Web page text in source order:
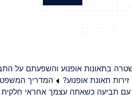
בתאונות אופנוע והשפעתם על
זירות תאונת אופנוע?
המדריך
עם תביעה כשאתה עצמך אחראי חלקית